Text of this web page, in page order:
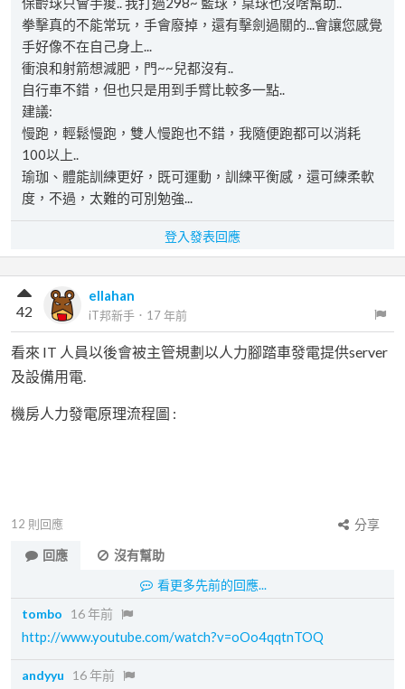
拳擊真的不能常玩，手會廢掉，還有擊劍過關的...會讓您感覺
手好像不在自己身上...
衝浪和射箭想減肥，門~~兒都沒有..
自行車不錯，但也只是用到手臂比較多一點..
建議:
慢跑，輕鬆慢跑，雙人慢跑也不錯，我隨便跑都可以消耗
100以上..
瑜珈、體能訓練更好，既可運動，訓練平衡感，還可練柔軟
度，不過，太難的可別勉強...
登入發表回應
ellahan
iT邦新手 ． 17 年前
42
看來 IT 人員以後會被主管規劃以人力腳踏車發電提供server
及設備用電.
機房人力發電原理流程圖 :
12 則回應
分享
回應
沒有幫助
看更多先前的回應...
tombo
16 年前
http://www.youtube.com/watch?v=oOo4qqtnTOQ
andyyu 16 年前